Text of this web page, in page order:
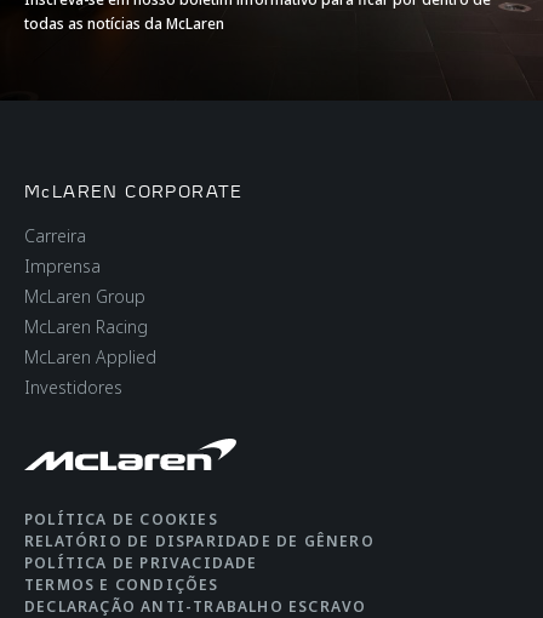
norma EU WLTP
PESO
Peso a seco (mais
todas as notícias da McLaren
McLAREN CORPORATE
Carreira
Imprensa
McLaren Group
McLaren Racing
McLaren Applied
Investidores
POLÍTICA DE COOKIES
RELATÓRIO DE DISPARIDADE DE GÊNERO
POLÍTICA DE PRIVACIDADE
TERMOS E CONDIÇÕES
DECLARAÇÃO ANTI-TRABALHO ESCRAVO